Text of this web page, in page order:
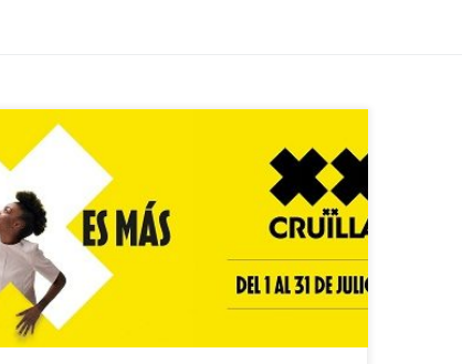
El multitudinario Festival Cruïlla, que hasta ahora se
celebraba en el Parc del Fòrum de Barcelona con
cuatro días de conciertos en distintos escenarios y con
artistas internacionales encabezando el cartel, ha
cambiado la programación en tiempos de pandemia y
apuesta este año por un nuevo formato adaptado a
las […]